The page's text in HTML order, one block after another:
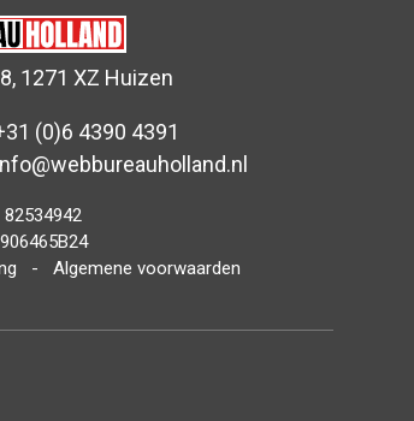
1271 XZ Huizen
(0)6 4390 4391
82534942
-Algemene voorwaarden